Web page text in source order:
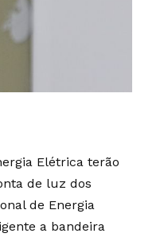
Elétrica terão
de luz dos
de Energia
a bandeira